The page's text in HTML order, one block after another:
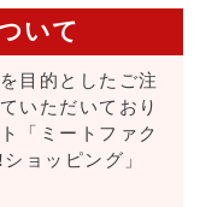
いて
目的としたご注
いただいており
「ミートファク
ョッピング」